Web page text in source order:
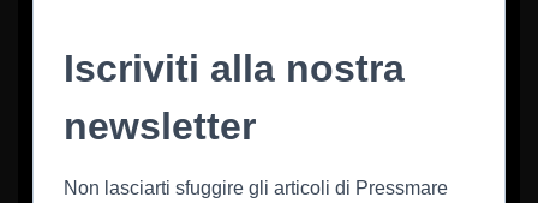
Iscriviti alla nostra
newsletter
Non lasciarti sfuggire gli articoli di Pressmare